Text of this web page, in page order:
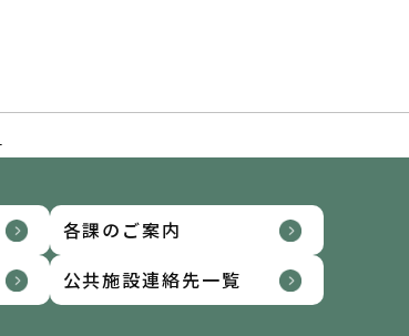
各課のご案内
公共施設連絡先一覧